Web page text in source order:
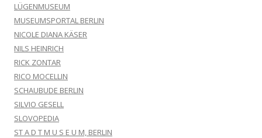
LÜGENMUSEUM
MUSEUMSPORTAL BERLIN
NICOLE DIANA KÄSER
NILS HEINRICH
RICK ZONTAR
RICO MOCELLIN
SCHAUBUDE BERLIN
SILVIO GESELL
SLOVOPEDIA
ST A D T M U S E U M, BERLIN